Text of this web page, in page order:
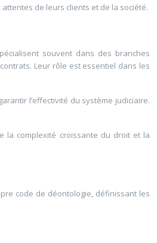
de leurs clients et de la société.
souvent dans des branches
Leur rôle est essentiel dans les
l’effectivité du système judiciaire.
la complexité croissante du droit et la
code de déontologie, définissant les